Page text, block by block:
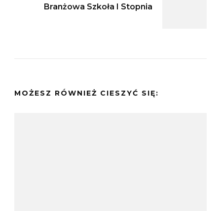
Branżowa Szkoła I Stopnia
MOŻESZ RÓWNIEŻ CIESZYĆ SIĘ: